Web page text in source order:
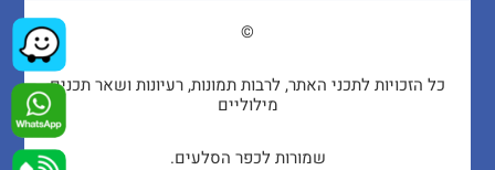
©
כל הזכויות לתכני האתר, לרבות תמונות, רעיונות ושאר תכנים
מילוליים
שמורות לכפר הסלעים.